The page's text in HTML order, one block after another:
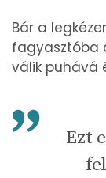
Bár a
fagyasztóba
válik puhává
Ezt